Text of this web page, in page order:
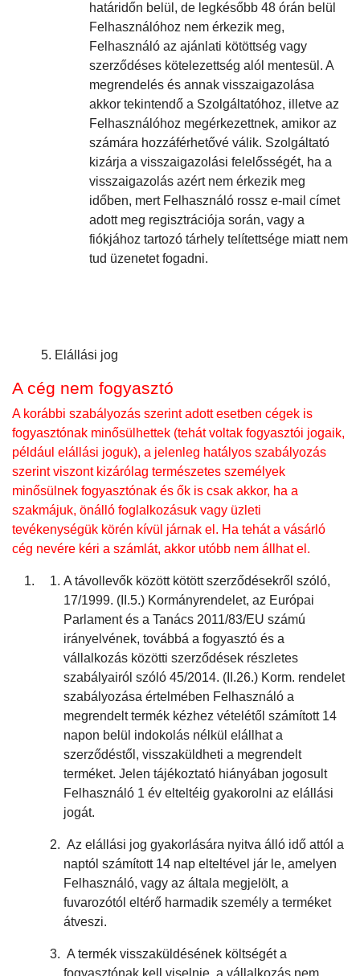
határidőn belül, de legkésőbb 48 órán belül
Felhasználóhoz nem érkezik meg,
Felhasználó az ajánlati kötöttség vagy
szerződéses kötelezettség alól mentesül. A
megrendelés és annak visszaigazolása
akkor tekintendő a Szolgáltatóhoz, illetve az
Felhasználóhoz megérkezettnek, amikor az
számára hozzáférhetővé válik. Szolgáltató
kizárja a visszaigazolási felelősségét, ha a
visszaigazolás azért nem érkezik meg
időben, mert Felhasználó rossz e-mail címet
adott meg regisztrációja során, vagy a
fiókjához tartozó tárhely telítettsége miatt nem
tud üzenetet fogadni.
5. Elállási jog
A cég nem fogyasztó
A korábbi szabályozás szerint adott esetben cégek is
fogyasztónak minősülhettek (tehát voltak fogyasztói jogaik,
például elállási joguk), a jelenleg hatályos szabályozás
szerint viszont kizárólag természetes személyek
minősülnek fogyasztónak és ők is csak akkor, ha a
szakmájuk, önálló foglalkozásuk vagy üzleti
tevékenységük körén kívül járnak el. Ha tehát a vásárló
cég nevére kéri a számlát, akkor utóbb nem állhat el.
A távollevők között kötött szerződésekről szóló,
17/1999. (II.5.) Kormányrendelet, az Európai
Parlament és a Tanács 2011/83/EU számú
irányelvének, továbbá a fogyasztó és a
vállalkozás közötti szerződések részletes
szabályairól szóló 45/2014. (II.26.) Korm. rendelet
szabályozása értelmében Felhasználó a
megrendelt termék kézhez vételétől számított 14
napon belül indokolás nélkül elállhat a
szerződéstől, visszaküldheti a megrendelt
terméket. Jelen tájékoztató hiányában jogosult
Felhasználó 1 év elteltéig gyakorolni az elállási
jogát.
Az elállási jog gyakorlására nyitva álló idő attól a
naptól számított 14 nap elteltével jár le, amelyen
Felhasználó, vagy az általa megjelölt, a
fuvarozótól eltérő harmadik személy a terméket
átveszi.
A termék visszaküldésének költségét a
fogyasztónak kell viselnie, a vállalkozás nem